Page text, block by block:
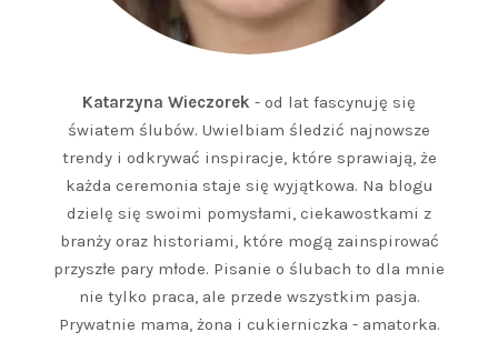
Katarzyna Wieczorek - od lat fascynuję się
światem ślubów. Uwielbiam śledzić najnowsze
trendy i odkrywać inspiracje, które sprawiają, że
każda ceremonia staje się wyjątkowa. Na blogu
dzielę się swoimi pomysłami, ciekawostkami z
branży oraz historiami, które mogą zainspirować
przyszłe pary młode. Pisanie o ślubach to dla mnie
nie tylko praca, ale przede wszystkim pasja.
Prywatnie mama, żona i cukierniczka - amatorka.